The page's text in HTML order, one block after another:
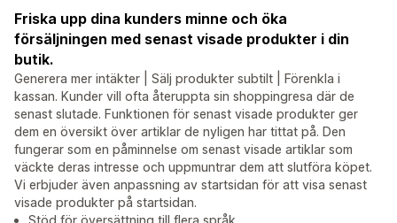
Friska upp dina kunders minne och öka
försäljningen med senast visade produkter i din
butik.
Generera mer intäkter | Sälj produkter subtilt | Förenkla i
kassan. Kunder vill ofta återuppta sin shoppingresa där de
senast slutade. Funktionen för senast visade produkter ger
dem en översikt över artiklar de nyligen har tittat på. Den
fungerar som en påminnelse om senast visade artiklar som
väckte deras intresse och uppmuntrar dem att slutföra köpet.
Vi erbjuder även anpassning av startsidan för att visa senast
visade produkter på startsidan.